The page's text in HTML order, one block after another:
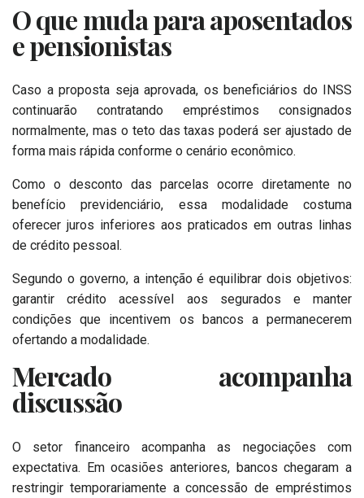
O que muda para aposentados
e pensionistas
Caso a proposta seja aprovada, os beneficiários do INSS
continuarão contratando empréstimos consignados
normalmente, mas o teto das taxas poderá ser ajustado de
forma mais rápida conforme o cenário econômico.
Como o desconto das parcelas ocorre diretamente no
benefício previdenciário, essa modalidade costuma
oferecer juros inferiores aos praticados em outras linhas
de crédito pessoal.
Segundo o governo, a intenção é equilibrar dois objetivos:
garantir crédito acessível aos segurados e manter
condições que incentivem os bancos a permanecerem
ofertando a modalidade.
Mercado acompanha
discussão
O setor financeiro acompanha as negociações com
expectativa. Em ocasiões anteriores, bancos chegaram a
restringir temporariamente a concessão de empréstimos